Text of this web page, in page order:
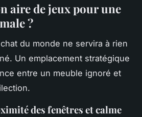
aire de jeux pour une
?
du monde ne servira à rien
Un emplacement stratégique
entre un meuble ignoré et
des fenêtres et calme